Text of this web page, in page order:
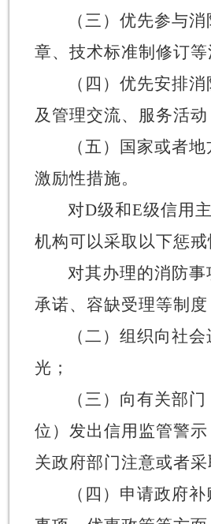
（三）优先参与
章、技术标准制修订等
（四）优先安排
及管理交流、服务活动
（五）国家或者
激励性措施。
对D级和E级信用
机构可以采取以下惩戒
对其办理的消防事
承诺、容缺受理等制度
（二）组织向社
光；
（三）向有关部
位）发出信用监管警
关政府部门注意或者采
（四）申请政府